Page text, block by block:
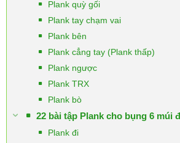
Plank quỳ gối
Plank tay chạm vai
Plank bên
Plank cẳng tay (Plank thấp)
Plank ngược
Plank TRX
Plank bò
22 bài tập Plank cho bụng 6 múi
Plank đi